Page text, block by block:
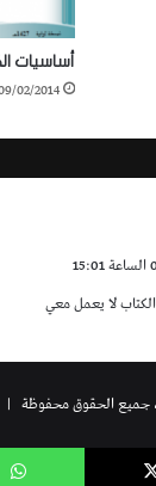
أساسيات
02/2014
لا يعمل معي